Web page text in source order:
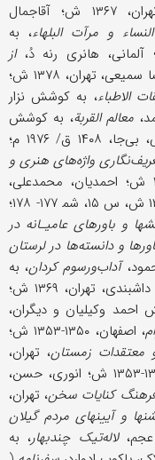
، تهران، ۱۳۶۷ ش؛ آقاجمال
و مرآت ‌البلهاء، به
از
(سفرنامه)، ترجمۀ غلامرضا سمیعی، تهران، ۱۳۷۸ ش؛
الاطباء، به کوشش نزار
معالم ‌القربة، به کوشش
محمد محمود شعبان و صدیق ‌احمد عیسى، بی‌جا، ۱۴۰۸ ق/ ۱۹۷۶ م؛
واژه‌های هنری و
، تهران،۱۳۹۰ ش؛ احمدیان، محمدعلی،
، تهران، ۱۳۵۶ ش، س ۱۵، شم‍ ۱۷۷- ۱۷۸؛
و باورهای عامیـانه در
و دانسته‌ها در لرستان
آداب‌ورسوم کردان، به
کوشش الکساندر ژابا، ترجمۀ عزیز محمدپور داشبندی، تهران، ۱۳۶۹ ش؛
وکیلیان و دیگران،
، اصفهان، ۱۳۵۰-۱۳۵۳ ش؛
معتقدات زمستان، تهران،
کنایات سخن، تهران،
و آیینهای مردم گیلان
لاله‌تیک چند‌بهار، به